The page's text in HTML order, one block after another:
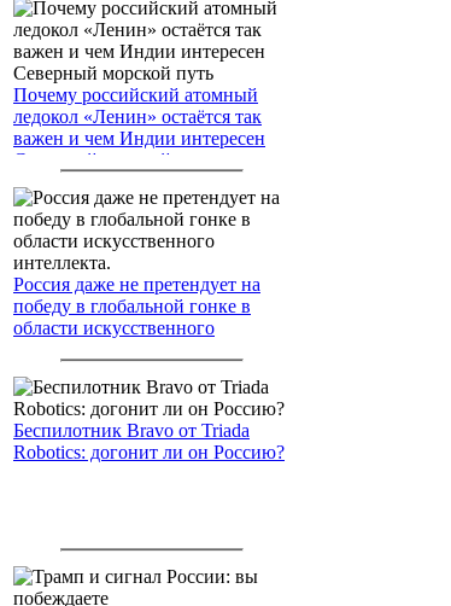
Почему российский атомный
ледокол «Ленин» остаётся так
важен и чем Индии интересен
Северный морской путь
Россия даже не претендует на
победу в глобальной гонке в
области искусственного
Беспилотник Bravo от Triada
Robotics: догонит ли он Россию?